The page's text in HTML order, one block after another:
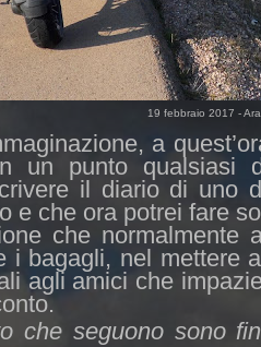
19 febbraio 2017 -
a
un punto qualsiasi
il diario di uno
e che ora potrei fare
che
i bagagli, nel mettere
agli amici che
che seguono sono